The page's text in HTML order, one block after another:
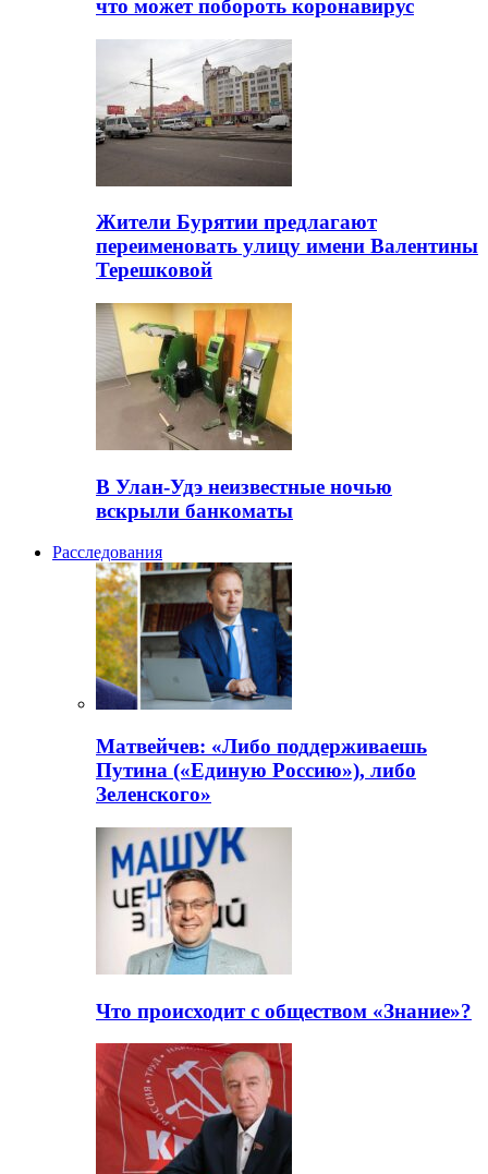
что может побороть коронавирус
Жители Бурятии предлагают
переименовать улицу имени Валентины
Терешковой
В Улан-Удэ неизвестные ночью
вскрыли банкоматы
Расследования
Матвейчев: «Либо поддерживаешь
Путина («Единую Россию»), либо
Зеленского»
Что происходит с обществом «Знание»?